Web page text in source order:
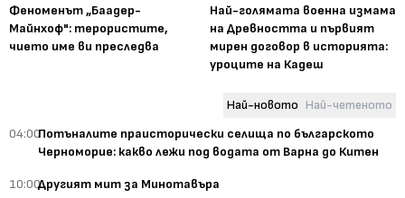
Феноменът „Баадер-
Майнхоф": терористите,
чието име ви преследва
Най-голямата военна измама
на Древността и първият
мирен договор в историята:
уроците на Кадеш
Най-новото Най-четеното
04:00Потъналите праисторически селища по българското
Черноморие: какво лежи под водата от Варна до Китен
10:00Другият мит за Минотавъра